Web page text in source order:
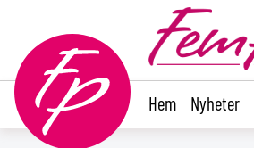
Hem Nyheter